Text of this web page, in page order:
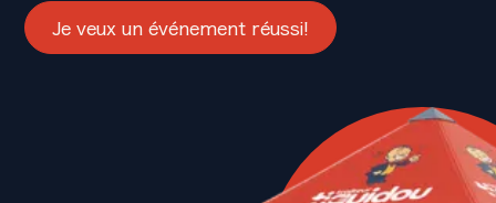
Je veux un événement réussi!